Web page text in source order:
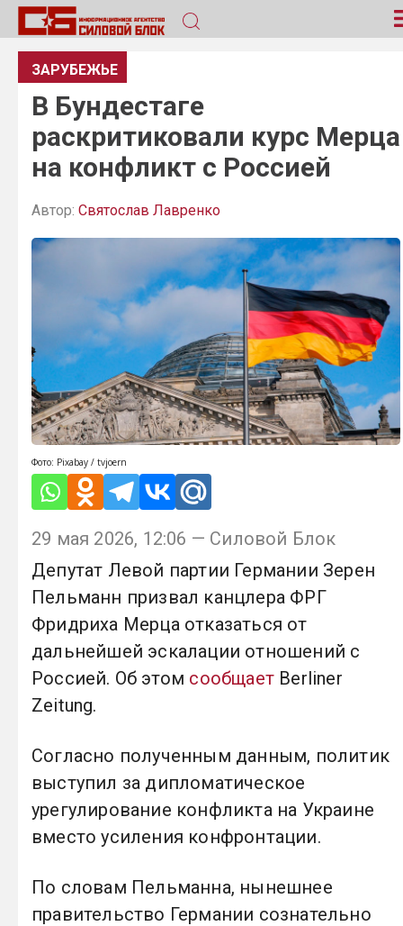
ЗАРУБЕЖЬЕ
В Бундестаге
раскритиковали курс Мерца
на конфликт с Россией
Автор: Святослав Лавренко
Фото: Pixabay / tvjoern
29 мая 2026, 12:06 — Силовой Блок
Депутат Левой партии Германии Зерен
Пельманн призвал канцлера ФРГ
Фридриха Мерца отказаться от
дальнейшей эскалации отношений с
Россией. Об этом сообщает Berliner
Zeitung.
Согласно полученным данным, политик
выступил за дипломатическое
урегулирование конфликта на Украине
вместо усиления конфронтации.
По словам Пельманна, нынешнее
правительство Германии сознательно